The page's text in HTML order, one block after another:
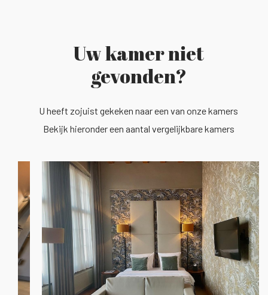
Uw kamer niet
gevonden?
U heeft zojuist gekeken naar een van onze kamers
Bekijk hieronder een aantal vergelijkbare kamers